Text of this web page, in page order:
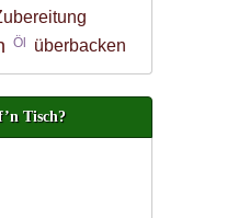
Öl überbacken
Tisch?